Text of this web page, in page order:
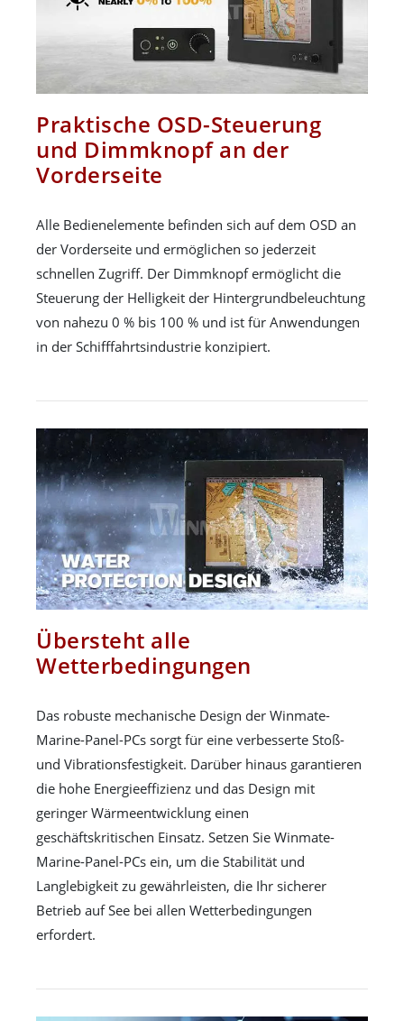
Praktische OSD-Steuerung
und Dimmknopf an der
Vorderseite
Alle Bedienelemente befinden sich auf dem OSD an
der Vorderseite und ermöglichen so jederzeit
schnellen Zugriff. Der Dimmknopf ermöglicht die
Steuerung der Helligkeit der Hintergrundbeleuchtung
von nahezu 0 % bis 100 % und ist für Anwendungen
in der Schifffahrtsindustrie konzipiert.
Übersteht alle
Wetterbedingungen
Das robuste mechanische Design der Winmate-
Marine-Panel-PCs sorgt für eine verbesserte Stoß-
und Vibrationsfestigkeit. Darüber hinaus garantieren
die hohe Energieeffizienz und das Design mit
geringer Wärmeentwicklung einen
geschäftskritischen Einsatz. Setzen Sie Winmate-
Marine-Panel-PCs ein, um die Stabilität und
Langlebigkeit zu gewährleisten, die Ihr sicherer
Betrieb auf See bei allen Wetterbedingungen
erfordert.